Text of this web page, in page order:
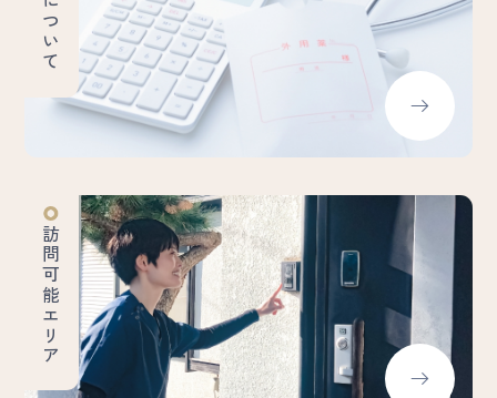
訪問可能エリア